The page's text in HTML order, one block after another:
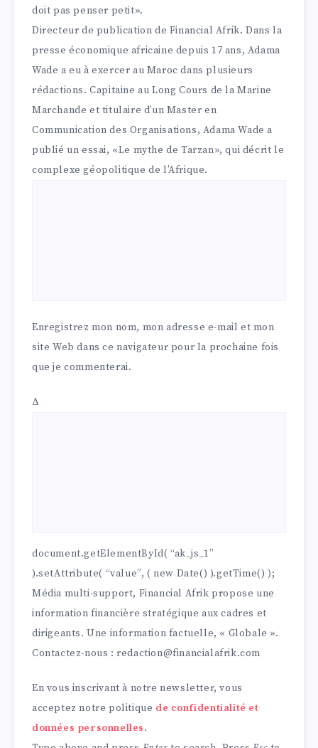
doit pas penser petit».
Directeur de publication de Financial Afrik. Dans la
presse économique africaine depuis 17 ans, Adama
Wade a eu à exercer au Maroc dans plusieurs
rédactions. Capitaine au Long Cours de la Marine
Marchande et titulaire d’un Master en
Communication des Organisations, Adama Wade a
publié un essai, «Le mythe de Tarzan», qui décrit le
complexe géopolitique de l’Afrique.
Enregistrez mon nom, mon adresse e-mail et mon
site Web dans ce navigateur pour la prochaine fois
que je commenterai.
Δ
document.getElementById( “ak_js_1”
).setAttribute( “value”, ( new Date() ).getTime() );
Média multi-support, Financial Afrik propose une
information financière stratégique aux cadres et
dirigeants. Une information factuelle, « Globale ».
Contactez-nous : redaction@financialafrik.com
En vous inscrivant à notre newsletter, vous
acceptez notre politique de confidentialité et
données personnelles.